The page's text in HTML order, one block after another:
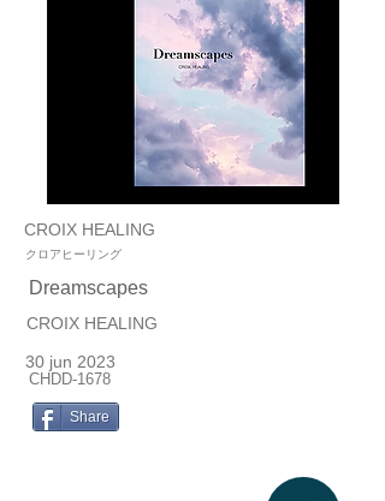
CROIX HEALING
クロアヒーリング
Dreamscapes
CROIX HEALING
30 jun 2023
CHDD-1678
Share